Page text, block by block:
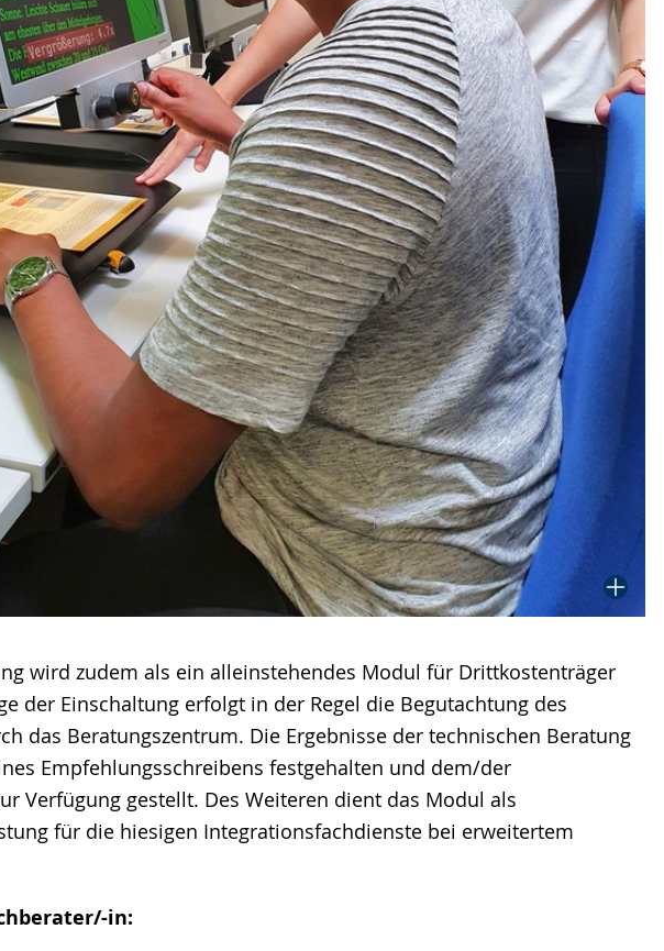
wird zudem als ein alleinstehendes Modul für Drittkostenträger
der Einschaltung erfolgt in der Regel die Begutachtung des
das Beratungszentrum. Die Ergebnisse der technischen Beratung
Empfehlungsschreibens festgehalten und dem/der
Verfügung gestellt. Des Weiteren dient das Modul als
für die hiesigen Integrationsfachdienste bei erweitertem
in: